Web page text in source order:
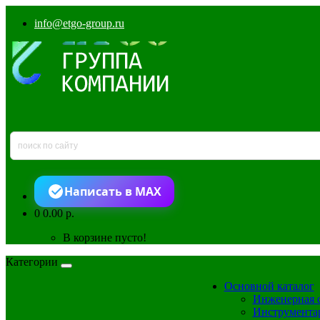
info@etgo-group.ru
Написать в MAX
00.00 р.
В корзине пусто!
Категории
Основной каталог
Инженерная